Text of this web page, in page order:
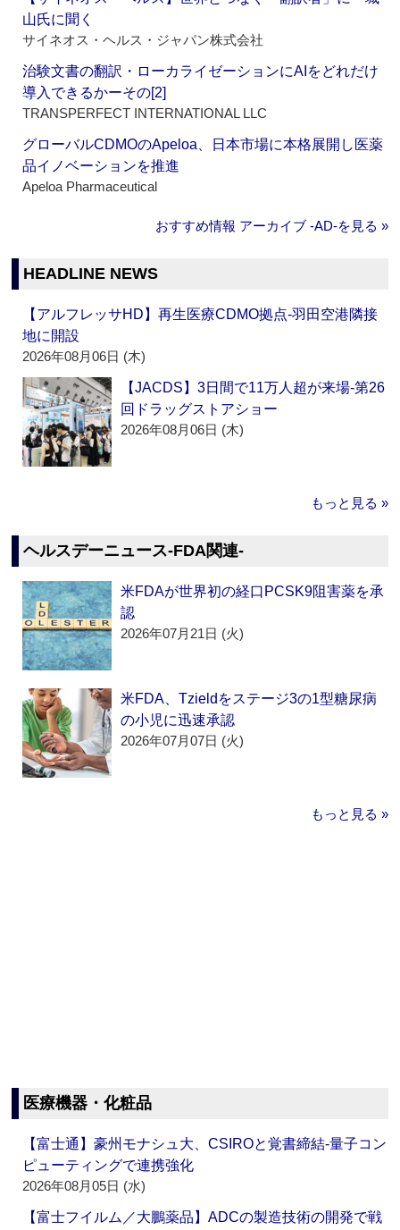
山氏に聞く
サイネオス・ヘルス・ジャパン株式会社
治験文書の翻訳・ローカライゼーションにAIをどれだけ
導入できるかーその[2]
TRANSPERFECT INTERNATIONAL LLC
グローバルCDMOのApeloa、日本市場に本格展開し医薬
品イノベーションを推進
Apeloa Pharmaceutical
おすすめ情報 アーカイブ ‐AD‐を見る »
HEADLINE NEWS
【アルフレッサHD】再生医療CDMO拠点‐羽田空港隣接
地に開設
2026年08月06日 (木)
【JACDS】3日間で11万人超が来場‐第26
回ドラッグストアショー
2026年08月06日 (木)
もっと見る »
ヘルスデーニュース‐FDA関連‐
米FDAが世界初の経口PCSK9阻害薬を承
認
2026年07月21日 (火)
米FDA、Tzieldをステージ3の1型糖尿病
の小児に迅速承認
2026年07月07日 (火)
もっと見る »
医療機器・化粧品
【富士通】豪州モナシュ大、CSIROと覚書締結‐量子コン
ピューティングで連携強化
2026年08月05日 (水)
【富士フイルム／大鵬薬品】ADCの製造技術の開発で戦